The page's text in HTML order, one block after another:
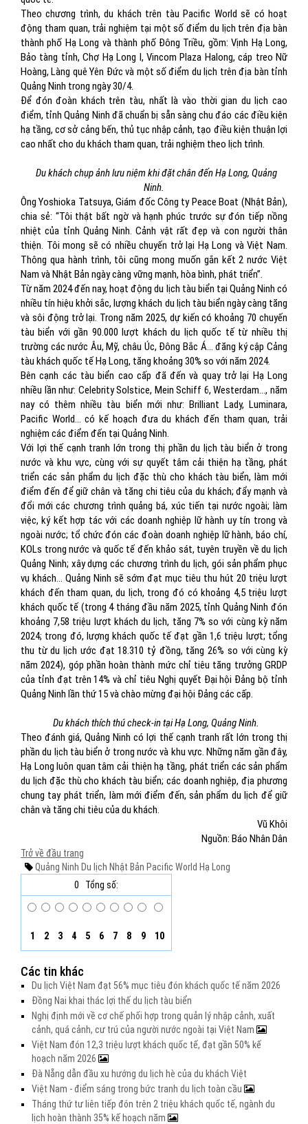
Theo chương trình, du khách trên tàu Pacific World sẽ có hoạt
động tham quan, trải nghiệm tại một số điểm du lịch trên địa bàn
thành phố Hạ Long và thành phố Đông Triều, gồm: Vịnh Hạ Long,
Bảo tàng tỉnh, Chợ Hạ Long I, Vincom Plaza Halong, cáp treo Nữ
Hoàng, Làng quê Yên Đức và một số điểm du lịch trên địa bàn tỉnh
Quảng Ninh trong ngày 30/4.
Để đón đoàn khách trên tàu, nhất là vào thời gian du lịch cao
điểm, tỉnh Quảng Ninh đã chuẩn bị sẵn sàng chu đáo các điều kiện
hạ tầng, cơ sở cảng bến, thủ tục nhập cảnh, tạo điều kiện thuận lợi
cao nhất cho du khách tham quan, trải nghiệm theo lịch trình.
Du khách chụp ảnh lưu niệm khi đặt chân đến Hạ Long, Quảng
Ninh.
Ông Yoshioka Tatsuya, Giám đốc Công ty Peace Boat (Nhật Bản),
chia sẻ: “Tôi thật bất ngờ và hạnh phúc trước sự đón tiếp nồng
nhiệt của tỉnh Quảng Ninh. Cảnh vật rất đẹp và con người thân
thiện. Tôi mong sẽ có nhiều chuyến trở lại Hạ Long và Việt Nam.
Thông qua hành trình, tôi cũng mong muốn gắn kết 2 nước Việt
Nam và Nhật Bản ngày càng vững mạnh, hòa bình, phát triển”.
Từ năm 2024 đến nay, hoạt động du lịch tàu biển tại Quảng Ninh có
nhiều tín hiệu khởi sắc, lượng khách du lịch tàu biển ngày càng tăng
và sôi động trở lại. Trong năm 2025, dự kiến có khoảng 70 chuyến
tàu biển với gần 90.000 lượt khách du lịch quốc tế từ nhiều thị
trường các nước Âu, Mỹ, châu Úc, Đông Bắc Á... đăng ký cập Cảng
tàu khách quốc tế Hạ Long, tăng khoảng 30% so với năm 2024.
Bên cạnh các tàu biển cao cấp đã đến và quay trở lại Hạ Long
nhiều lần như: Celebrity Solstice, Mein Schiff 6, Westerdam…, năm
nay có thêm nhiều tàu biển mới như: Brilliant Lady, Luminara,
Pacific World… có kế hoạch đưa du khách đến tham quan, trải
nghiệm các điểm đến tại Quảng Ninh.
Với lợi thế cạnh tranh lớn trong thị phần du lịch tàu biển ở trong
nước và khu vực, cùng với sự quyết tâm cải thiện hạ tầng, phát
triển các sản phẩm du lịch đặc thù cho khách tàu biển, làm mới
điểm đến để giữ chân và tăng chi tiêu của du khách; đẩy mạnh và
đổi mới các chương trình quảng bá, xúc tiến tại nước ngoài; làm
việc, ký kết hợp tác với các doanh nghiệp lữ hành uy tín trong và
ngoài nước; tổ chức đón các đoàn doanh nghiệp lữ hành, báo chí,
KOLs trong nước và quốc tế đến khảo sát, tuyên truyền về du lịch
Quảng Ninh; xây dựng các chương trình du lịch, gói sản phẩm phục
vụ khách… Quảng Ninh sẽ sớm đạt mục tiêu thu hút 20 triệu lượt
khách đến tham quan, du lịch, trong đó có khoảng 4,5 triệu lượt
khách quốc tế (trong 4 tháng đầu năm 2025, tỉnh Quảng Ninh đón
khoảng 7,58 triệu lượt khách du lịch, tăng 7% so với cùng kỳ năm
2024; trong đó, lượng khách quốc tế đạt gần 1,6 triệu lượt; tổng
thu từ du lịch ước đạt 18.310 tỷ đồng, tăng 26% so với cùng kỳ
năm 2024), góp phần hoàn thành mức chỉ tiêu tăng trưởng GRDP
của tỉnh đạt trên 14% và chỉ tiêu Nghị quyết Đại hội Đảng bộ tỉnh
Quảng Ninh lần thứ 15 và chào mừng đại hội Đảng các cấp.
Du khách thích thú check-in tại Hạ Long, Quảng Ninh.
Theo đánh giá, Quảng Ninh có lợi thế cạnh tranh rất lớn trong thị
phần du lịch tàu biển ở trong nước và khu vực. Những năm gần đây,
Hạ Long luôn quan tâm cải thiện hạ tầng, phát triển các sản phẩm
du lịch đặc thù cho khách tàu biển; các doanh nghiệp, địa phương
chung tay phát triển, làm mới điểm đến, sản phẩm du lịch để giữ
chân và tăng chi tiêu của du khách.
Vũ Khôi
Nguồn: Báo Nhân Dân
Trở về đầu trang
Quảng Ninh Du lịch Nhật Bản Pacific World Hạ Long
0
Tổng số:
1 2 3 4 5 6 7 8 9 10
Các tin khác
Du lịch Việt Nam đạt 56% mục tiêu đón khách quốc tế năm 2026
Đồng Nai khai thác lợi thế du lịch tàu biển
Nghị định mới về cơ chế phối hợp trong quản lý nhập cảnh, xuất
cảnh, quá cảnh, cư trú của người nước ngoài tại Việt Nam
Việt Nam đón 12,3 triệu lượt khách quốc tế, đạt gần 50% kế
hoạch năm 2026
Đà Nẵng dẫn đầu xu hướng du lịch hè của du khách Việt
Việt Nam - điểm sáng trong bức tranh du lịch toàn cầu
Tháng thứ tư liên tiếp đón trên 2 triệu khách quốc tế, ngành du
lịch hoàn thành 35% kế hoạch năm